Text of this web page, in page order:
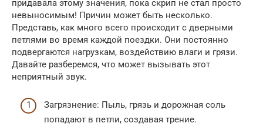
придавала этому значения, пока скрип не стал просто
невыносимым! Причин может быть несколько.
Представь, как много всего происходит с дверными
петлями во время каждой поездки. Они постоянно
подвергаются нагрузкам, воздействию влаги и грязи.
Давайте разберемся, что может вызывать этот
неприятный звук.
Загрязнение: Пыль, грязь и дорожная соль
попадают в петли, создавая трение.